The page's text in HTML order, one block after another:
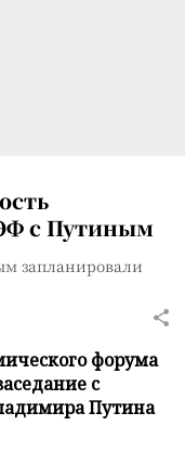
с Путиным
запланировали
форума
с
Путина